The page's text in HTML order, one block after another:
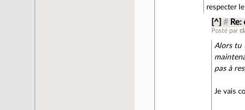
respecter
[^] # Re:
Posté par
Alors tu
pas à
Je vais